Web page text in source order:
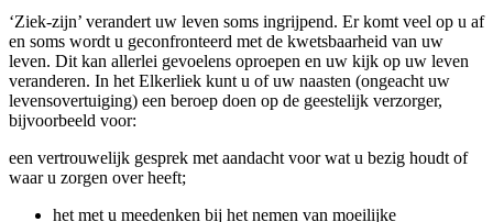
‘Ziek-zijn’ verandert uw leven soms ingrijpend. Er komt veel op u af
en soms wordt u geconfronteerd met de kwetsbaarheid van uw
leven. Dit kan allerlei gevoelens oproepen en uw kijk op uw leven
veranderen. In het Elkerliek kunt u of uw naasten (ongeacht uw
levensovertuiging) een beroep doen op de geestelijk verzorger,
bijvoorbeeld voor:
een vertrouwelijk gesprek met aandacht voor wat u bezig houdt of
waar u zorgen over heeft;
het met u meedenken bij het nemen van moeilijke